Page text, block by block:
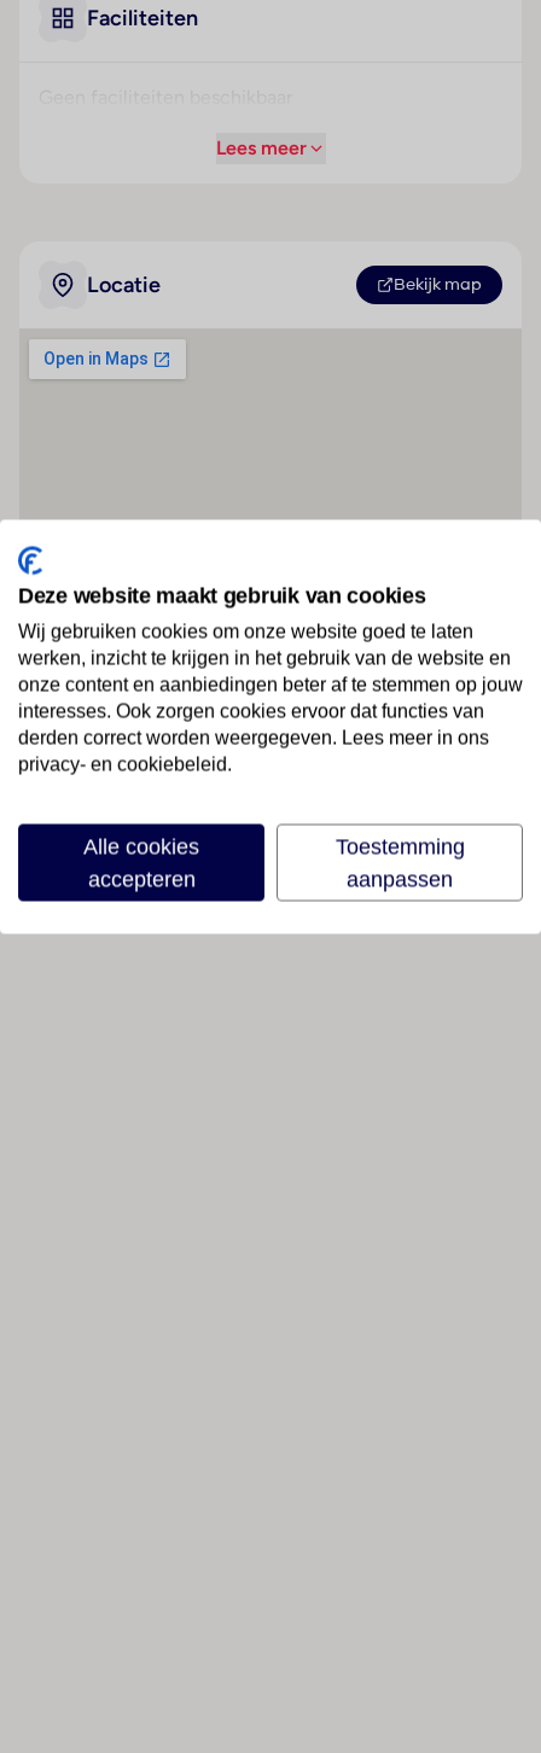
Faciliteiten
Lees meer
Locatie Bekijk map
Deze website maakt gebruik van cookies
Wij gebruiken cookies om onze website goed te laten
werken, inzicht te krijgen in het gebruik van de website en
onze content en aanbiedingen beter af te stemmen op jouw
interesses. Ook zorgen cookies ervoor dat functies van
derden correct worden weergegeven. Lees meer in ons
privacy- en cookiebeleid.
Alle cookies
accepteren
Toestemming
aanpassen